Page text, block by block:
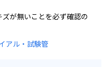
が無いことを必ず確認の
アル・試験管